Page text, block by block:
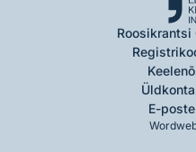
Roosikrantsi
E-post